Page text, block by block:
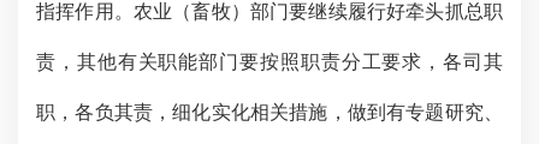
指挥作用。农业（畜牧）部门要继续履行好牵头抓总职
责，其他有关职能部门要按照职责分工要求，各司其
职，各负其责，细化实化相关措施， 做到有专题研究